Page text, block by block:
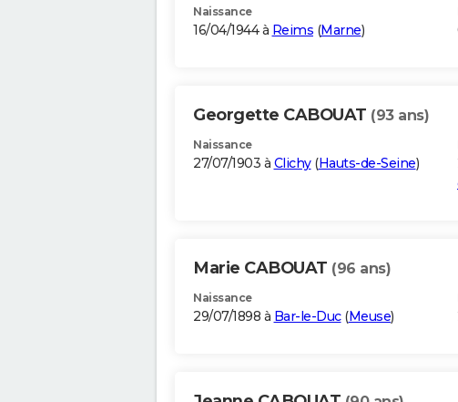
Naissance
16/04/1944 à Reims (Marne)
Georgette CABOUAT (93 ans)
Naissance
27/07/1903 à Clichy(Hauts-de-Seine)
Marie CABOUAT (96 ans)
Naissance
29/07/1898 à Bar-le-Duc(Meuse)